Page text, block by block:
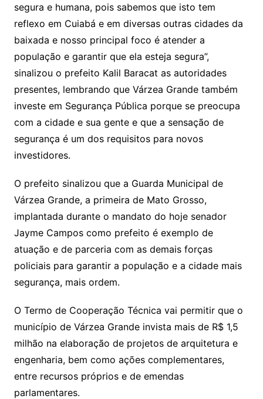
segura e humana, pois sabemos que isto tem
reflexo em Cuiabá e em diversas outras cidades da
baixada e nosso principal foco é atender a
população e garantir que ela esteja segura”,
sinalizou o prefeito Kalil Baracat as autoridades
presentes, lembrando que Várzea Grande também
investe em Segurança Pública porque se preocupa
com a cidade e sua gente e que a sensação de
segurança é um dos requisitos para novos
investidores.
O prefeito sinalizou que a Guarda Municipal de
Várzea Grande, a primeira de Mato Grosso,
implantada durante o mandato do hoje senador
Jayme Campos como prefeito é exemplo de
atuação e de parceria com as demais forças
policiais para garantir a população e a cidade mais
segurança, mais ordem.
O Termo de Cooperação Técnica vai permitir que o
município de Várzea Grande invista mais de R$ 1,5
milhão na elaboração de projetos de arquitetura e
engenharia, bem como ações complementares,
entre recursos próprios e de emendas
parlamentares.